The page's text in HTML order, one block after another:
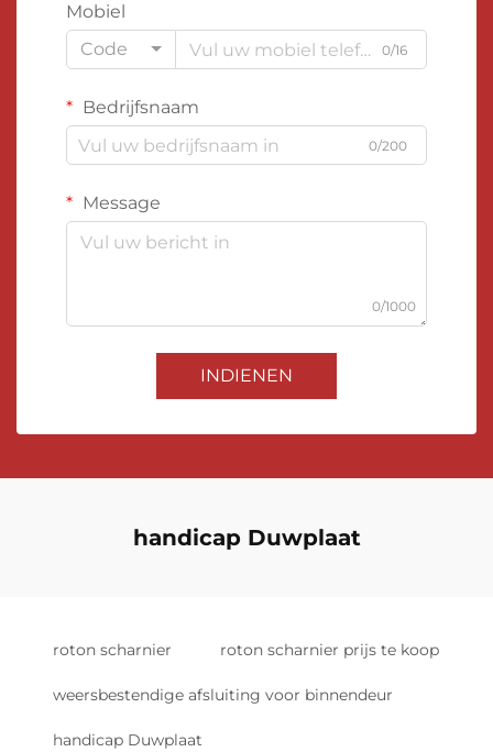
Mobiel
Code
0/16
Bedrijfsnaam
0/200
Message
0/1000
INDIENEN
handicap Duwplaat
roton scharnier roton scharnier prijs te koop
weersbestendige afsluiting voor binnendeur
handicap Duwplaat